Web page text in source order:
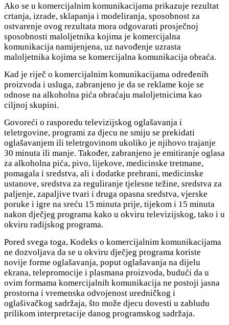
Ako se u komercijalnim komunikacijama prikazuje rezultat
crtanja, izrade, sklapanja i modeliranja, sposobnost za
ostvarenje ovog rezultata mora odgovarati prosječnoj
sposobnosti maloljetnika kojima je komercijalna
komunikacija namijenjena, uz navođenje uzrasta
maloljetnika kojima se komercijalna komunikacija obraća.
Kad je riječ o komercijalnim komunikacijama određenih
proizvoda i usluga, zabranjeno je da se reklame koje se
odnose na alkoholna pića obraćaju maloljetnicima kao
ciljnoj skupini.
Govoreći o rasporedu televizijskog oglašavanja i
teletrgovine, programi za djecu ne smiju se prekidati
oglašavanjem ili teletrgovinom ukoliko je njihovo trajanje
30 minuta ili manje. Također, zabranjeno je emitiranje oglasa
za alkoholna pića, pivo, lijekove, medicinske tretmane,
pomagala i sredstva, ali i dodatke prehrani, medicinske
ustanove, sredstva za reguliranje tjelesne težine, sredstva za
paljenje, zapaljive tvari i druga opasna sredstva, vjerske
poruke i igre na sreću 15 minuta prije, tijekom i 15 minuta
nakon dječjeg programa kako u okviru televizijskog, tako i u
okviru radijskog programa.
Pored svega toga, Kodeks o komercijalnim komunikacijama
ne dozvoljava da se u okviru dječjeg programa koriste
novije forme oglašavanja, poput oglašavanja na dijelu
ekrana, telepromocije i plasmana proizvoda, budući da u
ovim formama komercijalnih komunikacija ne postoji jasna
prostorna i vremenska odvojenost uredničkog i
oglašivačkog sadržaja, što može djecu dovesti u zabludu
prilikom interpretacije danog programskog sadržaja.